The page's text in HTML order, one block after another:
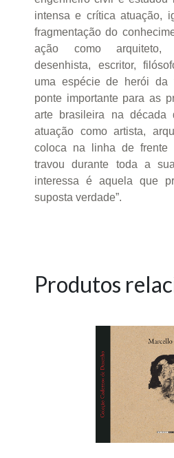
intensa e crítica atuação,
fragmentação do
ação como arquiteto,
desenhista, escritor,
uma espécie de herói da
ponte importante para as
arte brasileira na década
atuação como artista,
coloca na linha de frente
travou durante toda a
interessa é aquela que
suposta verdade”.
Produtos